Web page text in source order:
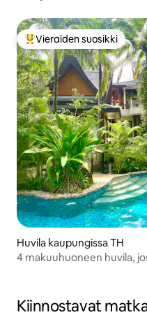
Vieraiden suosikkien
Vieraiden suosikki
Huvila kaupungissa TH
4 makuuhuoneen huvila,
Kiinnostavat